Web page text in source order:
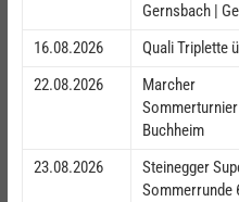
Gernsbach |
16.08.2026
Quali Triplette
22.08.2026
Marcher
Buchheim
23.08.2026
Steinegger
Sommerrunde